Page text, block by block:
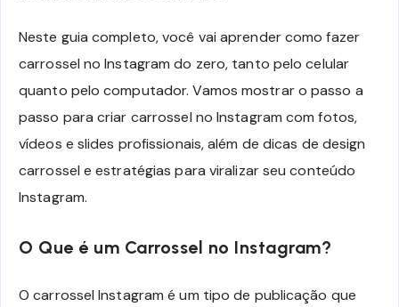
Neste guia completo, você vai aprender como fazer
carrossel no Instagram do zero, tanto pelo celular
quanto pelo computador. Vamos mostrar o passo a
passo para criar carrossel no Instagram com fotos,
vídeos e slides profissionais, além de dicas de design
carrossel e estratégias para viralizar seu conteúdo
Instagram.
O Que é um Carrossel no Instagram?
O carrossel Instagram é um tipo de publicação que